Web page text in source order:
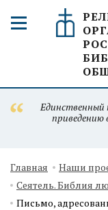
Единственный
приведению
Главная
Наши
Сеятель. Библия
Письмо,